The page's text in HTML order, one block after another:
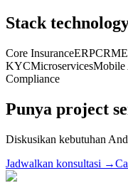
Stack
Core InsuranceERPCRM
KYCMicroservicesMobile
Compliance
Punya project
Diskusikan kebutuhan
Jadwalkan konsultasi →